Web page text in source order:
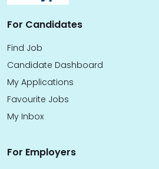
For Candidates
Find Job
Candidate Dashboard
My Applications
Favourite Jobs
My Inbox
For Employers